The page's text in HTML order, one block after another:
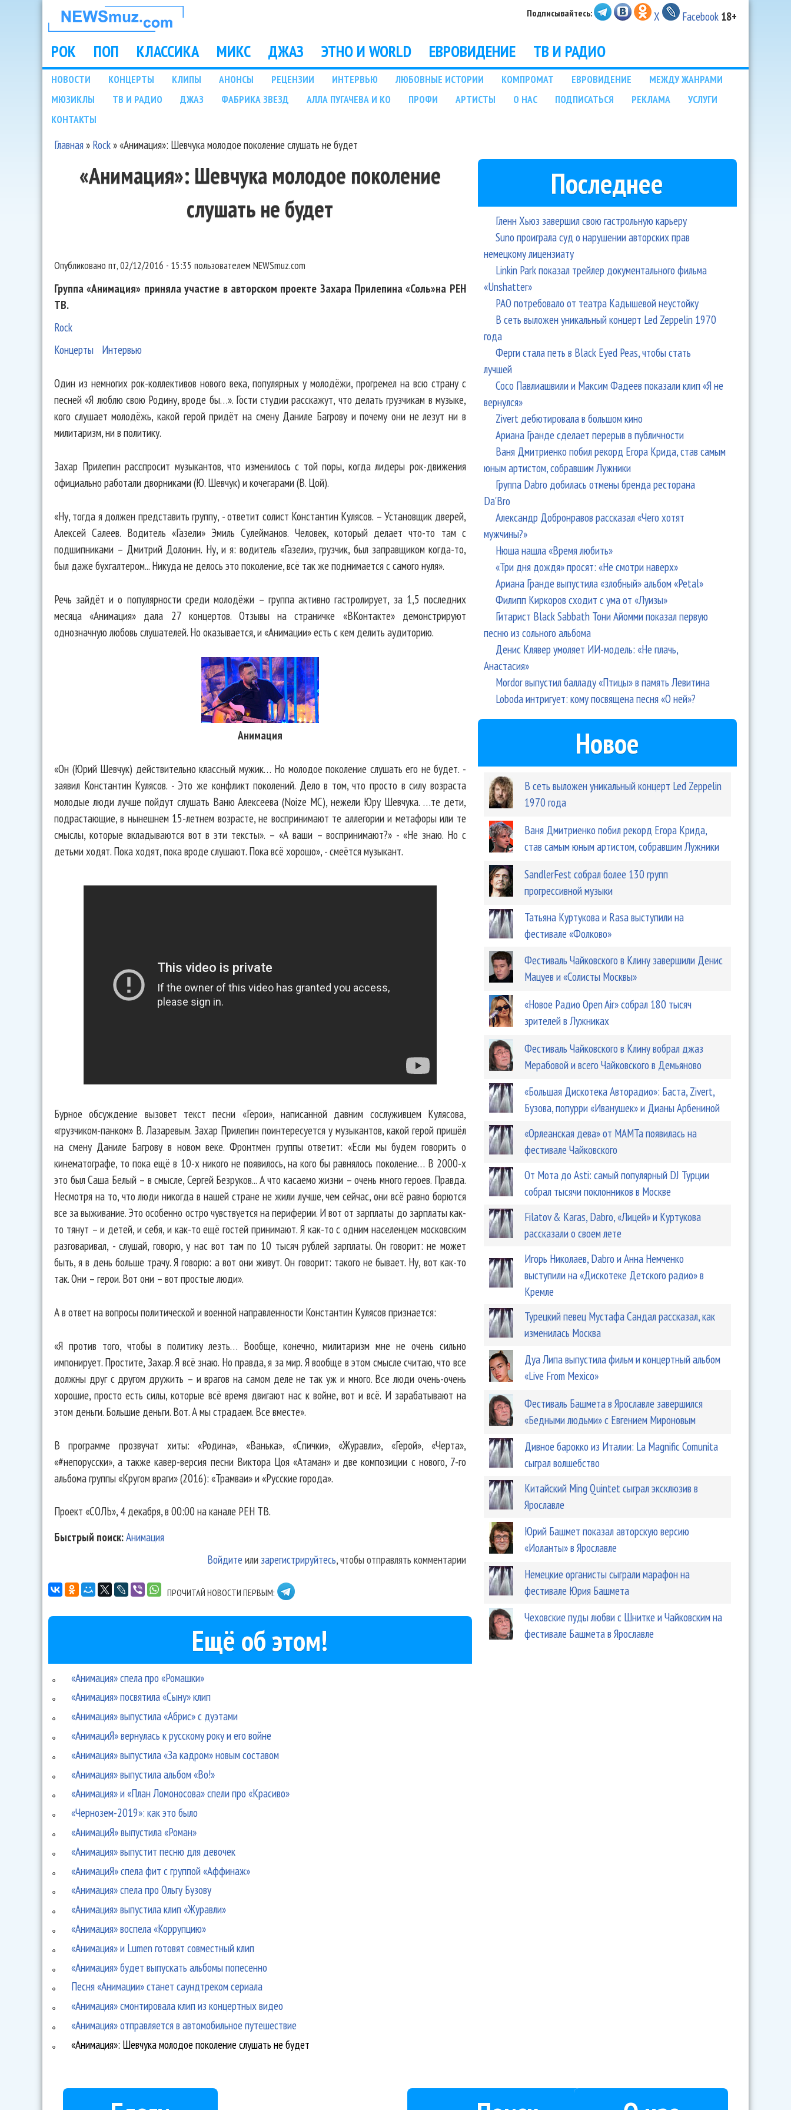
НОВОСТИ
МУЗЫКИ И
ШОУ БИЗНЕСА
NEWSMUZ.COM
Подписывайтесь: X Facebook 18+
Main menu
РОК ПОП КЛАССИКА МИКС ДЖАЗ ЭТНО И WORLD ЕВРОВИДЕНИЕ ТВ И РАДИО
Подразделы
НОВОСТИ КОНЦЕРТЫ КЛИПЫ АНОНСЫ РЕЦЕНЗИИ ИНТЕРВЬЮ ЛЮБОВНЫЕ ИСТОРИИ КОМПРОМАТ ЕВРОВИДЕНИЕ
МЕЖДУ ЖАНРАМИ
МЮЗИКЛЫ
ТВ И РАДИО ДЖАЗ ФАБРИКА ЗВЕЗД АЛЛА ПУГАЧЕВА И КО ПРОФИ АРТИСТЫ О НАС ПОДПИСАТЬСЯ РЕКЛАМА
УСЛУГИ
КОНТАКТЫ
Главная» Rock»«Анимация»: Шевчука молодое поколение слушать не будет
«Анимация»: Шевчука молодое поколение
слушать не будет
Опубликовано пт, 02/12/2016 - 15:35 пользователем NEWSmuz.com
Группа «Анимация» приняла участие в авторском проекте Захара Прилепина «Соль»на РЕН
ТВ.
Rock
Концерты Интервью
Один из немногих рок-коллективов нового века, популярных у молодёжи, прогремел на всю страну с
песней «Я люблю свою Родину, вроде бы…». Гости студии расскажут, что делать грузчикам в музыке,
кого слушает молодёжь, какой герой придёт на смену Даниле Багрову и почему они не лезут ни в
милитаризм, ни в политику.
Захар Прилепин расспросит музыкантов, что изменилось с той поры, когда лидеры рок-движения
официально работали дворниками (Ю. Шевчук) и кочегарами (В. Цой).
«Ну, тогда я должен представить группу, - ответит солист Константин Кулясов. – Установщик дверей,
Алексей Салеев. Водитель «Газели» Эмиль Сулейманов. Человек, который делает что-то там с
подшипниками – Дмитрий Долонин. Ну, и я: водитель «Газели», грузчик, был заправщиком когда-то,
был даже бухгалтером... Никуда не делось это поколение, всё так же поднимается с самого нуля».
Речь зайдёт и о популярности среди молодёжи – группа активно гастролирует, за 1,5 последних
месяца «Анимация» дала 27 концертов. Отзывы на страничке «ВКонтакте» демонстрируют
однозначную любовь слушателей. Но оказывается, и «Анимации» есть с кем делить аудиторию.
Анимация
«Он (Юрий Шевчук) действительно классный мужик… Но молодое поколение слушать его не будет. -
заявил Константин Кулясов. - Это же конфликт поколений. Дело в том, что просто в силу возраста
молодые люди лучше пойдут слушать Ваню Алексеева (Noize MC), нежели Юру Шевчука. …те дети,
подрастающие, в нынешнем 15-летнем возрасте, не воспринимают те аллегории и метафоры или те
смыслы, которые вкладываются вот в эти тексты». – «А ваши – воспринимают?» - «Не знаю. Но с
детьми ходят. Пока ходят, пока вроде слушают. Пока всё хорошо», - смеётся музыкант.
Бурное обсуждение вызовет текст песни «Герои», написанной давним сослуживцем Кулясова,
«грузчиком-панком» В. Лазаревым. Захар Прилепин поинтересуется у музыкантов, какой герой пришёл
на смену Даниле Багрову в новом веке. Фронтмен группы ответит: «Если мы будем говорить о
кинематографе, то пока ещё в 10-х никого не появилось, на кого бы равнялось поколение… В 2000-х
это был Саша Белый – в смысле, Сергей Безруков... А что касаемо жизни – очень много героев. Правда.
Несмотря на то, что люди никогда в нашей стране не жили лучше, чем сейчас, они всё равно борются
все за выживание. Это особенно остро чувствуется на периферии. И вот от зарплаты до зарплаты как-
то тянут – и детей, и себя, и как-то ещё гостей принимают. Я как-то с одним населенцем московским
разговаривал, - слушай, говорю, у нас вот там по 10 тысяч рублей зарплаты. Он говорит: не может
быть, я в день больше трачу. Я говорю: а вот они живут. Он говорит: такого не бывает. Ну, вот как-то
так. Они – герои. Вот они – вот простые люди».
А в ответ на вопросы политической и военной направленности Константин Кулясов признается:
«Я против того, чтобы в политику лезть… Вообще, конечно, милитаризм мне не очень сильно
импонирует. Простите, Захар. Я всё знаю. Но правда, я за мир. Я вообще в этом смысле считаю, что все
должны друг с другом дружить – и врагов на самом деле не так уж и много. Все люди очень-очень
хорошие, просто есть силы, которые всё время двигают нас к войне, вот и всё. И зарабатывают на
этом деньги. Большие деньги. Вот. А мы страдаем. Все вместе».
В программе прозвучат хиты: «Родина», «Ванька», «Спички», «Журавли», «Герой», «Черта»,
«#непорусски», а также кавер-версия песни Виктора Цоя «Атаман» и две композиции с нового, 7-го
альбома группы «Кругом враги» (2016): «Трамваи» и «Русские города».
Проект «СОЛЬ», 4 декабря, в 00:00 на канале РЕН ТВ.
Быстрый поиск:Анимация
Войдите или зарегистрируйтесь, чтобы отправлять комментарии
ПРОЧИТАЙ НОВОСТИ ПЕРВЫМ:
Ещё об этом!
«Анимация» спела про «Ромашки»
«Анимация» посвятила «Сыну» клип
«Анимация» выпустила «Абрис» с дуэтами
«АнимациЯ» вернулась к русскому року и его войне
«Анимация» выпустила «За кадром» новым составом
«Анимация» выпустила альбом «Во!»
«Анимация» и «План Ломоносова» спели про «Красиво»
«Чернозем-2019»: как это было
«АнимациЯ» выпустила «Роман»
«Анимация» выпустит песню для девочек
«АнимациЯ» спела фит с группой «Аффинаж»
«Анимация» спела про Ольгу Бузову
«Анимация» выпустила клип «Журавли»
«Анимация» воспела «Коррупцию»
«Анимация» и Lumen готовят совместный клип
«Анимация» будет выпускать альбомы попесенно
Песня «Анимации» станет саундтреком сериала
«Анимация» смонтировала клип из концертных видео
«Анимация» отправляется в автомобильное путешествие
«Анимация»: Шевчука молодое поколение слушать не будет
Последнее
Гленн Хьюз завершил свою гастрольную карьеру
Suno проиграла суд о нарушении авторских прав
немецкому лицензиату
Linkin Park показал трейлер документального фильма
«Unshatter»
РАО потребовало от театра Кадышевой неустойку
В сеть выложен уникальный концерт Led Zeppelin 1970
года
Ферги стала петь в Black Eyed Peas, чтобы стать
лучшей
Сосо Павлиашвили и Максим Фадеев показали клип «Я не
вернулся»
Zivert дебютировала в большом кино
Ариана Гранде сделает перерыв в публичности
Ваня Дмитриенко побил рекорд Егора Крида, став самым
юным артистом, собравшим Лужники
Группа Dabro добилась отмены бренда ресторана
Da'Bro
Александр Добронравов рассказал «Чего хотят
мужчины?»
Нюша нашла «Время любить»
«Три дня дождя» просят: «Не смотри наверх»
Ариана Гранде выпустила «злобный» альбом «Petal»
Филипп Киркоров сходит с ума от «Луизы»
Гитарист Black Sabbath Тони Айомми показал первую
песню из сольного альбома
Денис Клявер умоляет ИИ-модель: «Не плачь,
Анастасия»
Mordor выпустил балладу «Птицы» в память Левитина
Loboda интригует: кому посвящена песня «О ней»?
Новое
В сеть выложен уникальный концерт Led Zeppelin
1970 года
Ваня Дмитриенко побил рекорд Егора Крида,
став самым юным артистом, собравшим Лужники
SandlerFest собрал более 130 групп
прогрессивной музыки
Татьяна Куртукова и Rasa выступили на
фестивале «Фолково»
Фестиваль Чайковского в Клину завершили Денис
Мацуев и «Солисты Москвы»
«Новое Радио Open Air» собрал 180 тысяч
зрителей в Лужниках
Фестиваль Чайковского в Клину вобрал джаз
Мерабовой и всего Чайковского в Демьяново
«Большая Дискотека Авторадио»: Баста, Zivert,
Бузова, попурри «Иванушек» и Дианы Арбениной
«Орлеанская дева» от МАМТа появилась на
фестивале Чайковского
От Мота до Asti: самый популярный DJ Турции
собрал тысячи поклонников в Москве
Filatov & Karas, Dabro, «Лицей» и Куртукова
рассказали о своем лете
Игорь Николаев, Dabro и Анна Немченко
выступили на «Дискотеке Детского радио» в
Кремле
Турецкий певец Мустафа Сандал рассказал, как
изменилась Москва
Дуа Липа выпустила фильм и концертный альбом
«Live From Mexico»
Фестиваль Башмета в Ярославле завершился
«Бедными людьми» с Евгением Мироновым
Дивное барокко из Италии: La Magnific Comunita
сыграл волшебство
Китайский Ming Quintet сыграл эксклюзив в
Ярославле
Юрий Башмет показал авторскую версию
«Иоланты» в Ярославле
Немецкие органисты сыграли марафон на
фестивале Юрия Башмета
Чеховские пуды любви с Шнитке и Чайковским на
фестивале Башмета в Ярославле